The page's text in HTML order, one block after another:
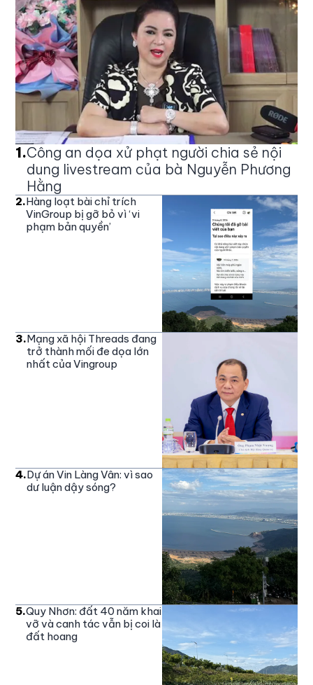
1.Công an dọa xử phạt người chia sẻ nội
dung livestream của bà Nguyễn Phương
Hằng
2.Hàng loạt bài chỉ trích
VinGroup bị gỡ bỏ vì ‘vi
phạm bản quyền’
3.Mạng xã hội Threads đang
trở thành mối đe dọa lớn
nhất của Vingroup
4.Dự án Vin Làng Vân: vì sao
dư luận dậy sóng?
5.Quy Nhơn: đất 40 năm khai
vỡ và canh tác vẫn bị coi là
đất hoang